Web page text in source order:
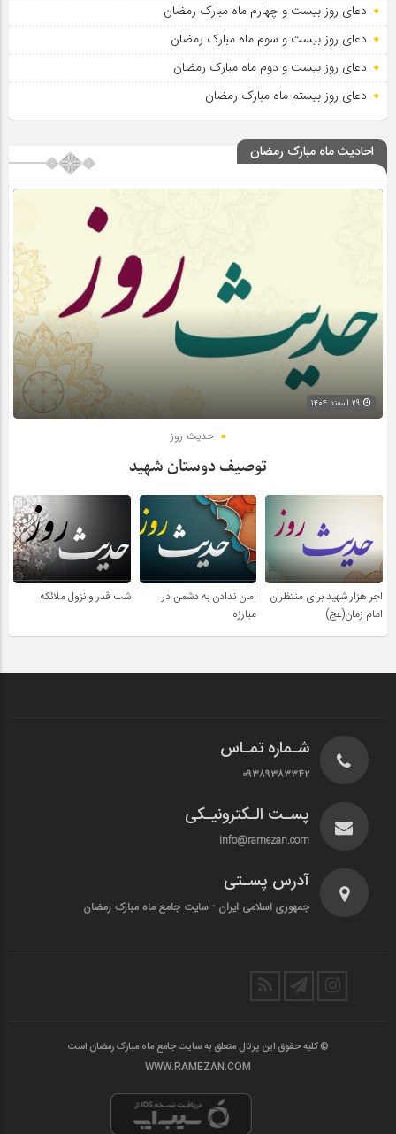
دعای روز بیست و چهارم ماه مبارک رمضان
دعای روز بیست و سوم ماه مبارک رمضان
دعای روز بیست و دوم ماه مبارک رمضان
دعای روز بیستم ماه مبارک رمضان
احادیث ماه مبارک رمضان
حدیث روز
توصیف دوستان شهید
اجر هزار شهید برای منتظران
امام زمان(عج)
امان ندادن به دشمن در
مبارزه
شب قدر و نزول ملائکه
شـماره تمـاس
۰۹۳۸۹۳۸۳۳۴۲
پسـت الـکترونیـکی
info@ramezan.com
آدرس پسـتی
جمهوری اسلامی ایران - سایت جامع ماه مبارک رمضان
© کلیه حقوق این پرتال متعلق به سایت جامع ماه مبارک رمضان است
WWW.RAMEZAN.COM